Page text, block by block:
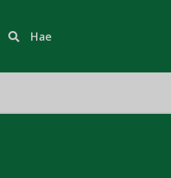
Hae